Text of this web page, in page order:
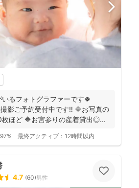
るフォトグラファーです🍀
影ご予約受付中です‼️ 🔷お写真の
ほど 🔷お宮参りの産着貸出◎...
97% 最終アクティブ： 12時間以内
4.7 (60)男性